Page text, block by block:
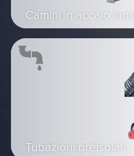
Camini in accaio inox
Tubazioni preisolati